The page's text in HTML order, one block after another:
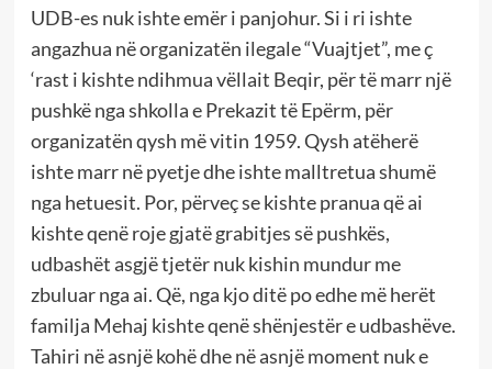
UDB-es nuk ishte emër i panjohur. Si i ri ishte
angazhua në organizatën ilegale “Vuajtjet”, me ç
‘rast i kishte ndihmua vëllait Beqir, për të marr një
pushkë nga shkolla e Prekazit të Epërm, për
organizatën qysh më vitin 1959. Qysh atëherë
ishte marr në pyetje dhe ishte malltretua shumë
nga hetuesit. Por, përveç se kishte pranua që ai
kishte qenë roje gjatë grabitjes së pushkës,
udbashët asgjë tjetër nuk kishin mundur me
zbuluar nga ai. Që, nga kjo ditë po edhe më herët
familja Mehaj kishte qenë shënjestër e udbashëve.
Tahiri në asnjë kohë dhe në asnjë moment nuk e